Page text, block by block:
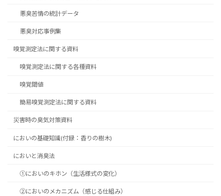
悪臭苦情の統計データ
悪臭対応事例集
嗅覚測定法に関する資料
嗅覚測定法に関する各種資料
嗅覚閾値
簡易嗅覚測定法に関する資料
災害時の臭気対策資料
においの基礎知識(付録：香りの樹木)
においと消臭法
①においのキホン（生活様式の変化）
②においのメカニズム（感じる仕組み）